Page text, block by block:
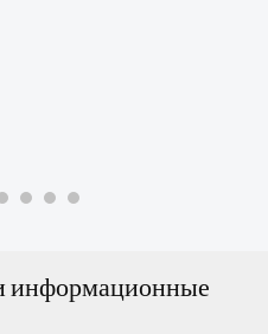
информационные